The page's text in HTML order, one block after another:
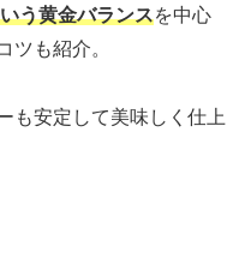
う黄金バランスを中心
ツも紹介。
も安定して美味しく仕上